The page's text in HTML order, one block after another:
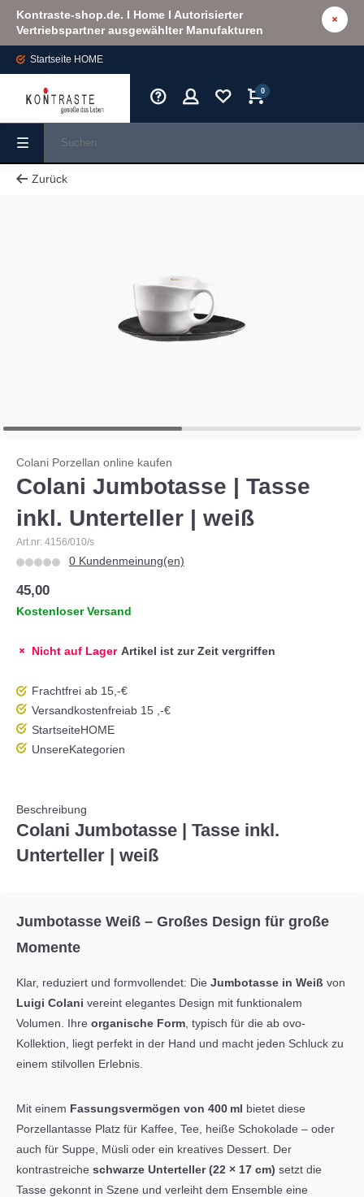
Kontraste-shop.de. I Home I Autorisierter
Vertriebspartner ausgewählter Manufakturen
Startseite HOME
0
Zurück
Colani Porzellan online kaufen
Colani Jumbotasse | Tasse
inkl. Unterteller | weiß
Art.nr: 4156/010/s
0 Kundenmeinung(en)
45,00
Kostenloser Versand
Nicht auf Lager Artikel ist zur Zeit vergriffen
Frachtfrei ab 15,-€
Versandkostenfreiab 15 ,-€
StartseiteHOME
UnsereKategorien
Beschreibung
Colani Jumbotasse | Tasse inkl.
Unterteller | weiß
Jumbotasse Weiß – Großes Design für große
Momente
Klar, reduziert und formvollendet: Die Jumbotasse in Weiß von
Luigi Colani vereint elegantes Design mit funktionalem
Volumen. Ihre organische Form , typisch für die ab ovo-
Kollektion, liegt perfekt in der Hand und macht jeden Schluck zu
einem stilvollen Erlebnis.
Mit einem Fassungsvermögen von 400 ml bietet diese
Porzellantasse Platz für Kaffee, Tee, heiße Schokolade – oder
auch für Suppe, Müsli oder ein kreatives Dessert. Der
kontrastreiche schwarze Unterteller (22 × 17 cm) setzt die
Tasse gekonnt in Szene und verleiht dem Ensemble eine